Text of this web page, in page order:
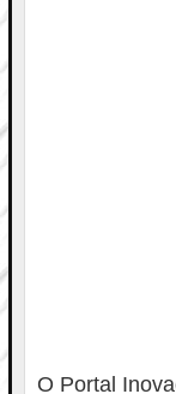
O Portal